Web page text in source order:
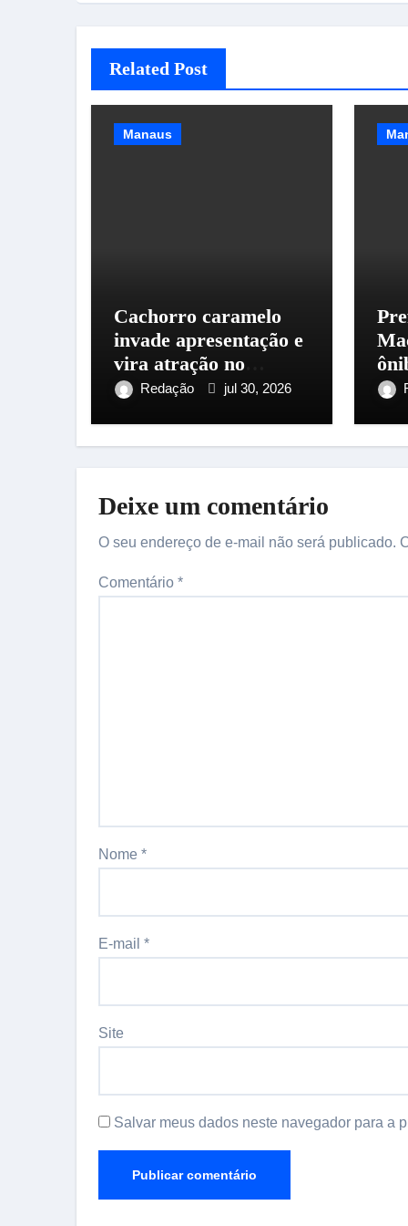
Related Post
Manaus
Cachorro caramelo
invade apresentação e
vira atração no
Festival Folclórico do
Redação jul 30, 2026
da
Deixe um comentário
O seu endereço de e-mail não será publicado.
Comentário *
Nome *
E-mail *
Site
Salvar meus dados neste navegador para a